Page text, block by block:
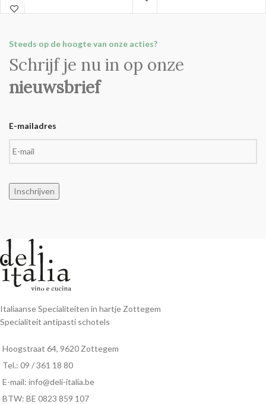
Steeds op de hoogte van onze acties?
Schrijf je nu in op onze
nieuwsbrief
E-mailadres
Inschrijven
Italiaanse Specialiteiten in hartje Zottegem
Specialiteit antipasti schotels
Hoogstraat 64, 9620 Zottegem
Tel.: 09 / 361 18 80
E-mail: info@deli-italia.be
BTW: BE 0823 859 107